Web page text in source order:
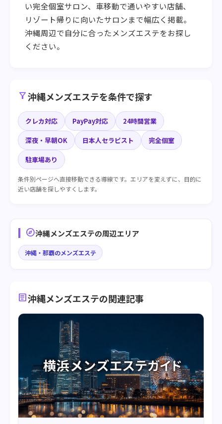
い完全個室サロン、車移動で通いやすい店舗、
リゾート帰りに向いたサロンまで幅広く掲載。
沖縄周辺で自分に合ったメンズエステをお探し
ください。
filter_alt沖縄メンズエステを条件で探す
クレカ対応 PayPay対応 24時間営業
深夜・早朝OK 日本人セラピスト 完全個室
駐車場あり
条件別ページへ直接移動できる導線です。エリアを変えずに、目的に
近い店舗を探しやすくします。
explore沖縄メンズエステの周辺エリア
沖縄・那覇のメンズエステ
article沖縄メンズエステの関連記事